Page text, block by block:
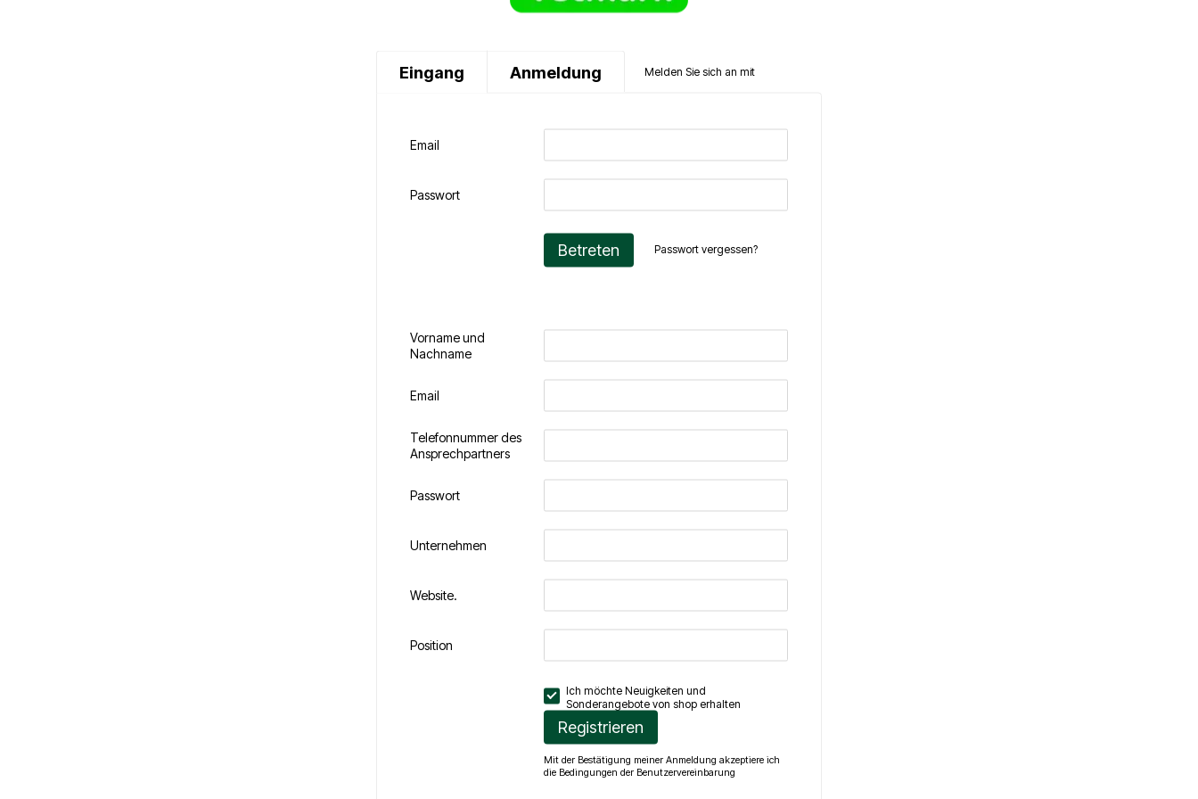
Eingang Anmeldung Melden Sie sich an mit
Email
Passwort
Betreten Passwort vergessen?
Vorname und
Nachname
Email
Telefonnummer des
Ansprechpartners
Passwort
Unternehmen
Website.
Position
Ich möchte Neuigkeiten und
Sonderangebote von shop erhalten
Registrieren
Mit der Bestätigung meiner Anmeldung akzeptiere ich
die Bedingungen der Benutzervereinbarung